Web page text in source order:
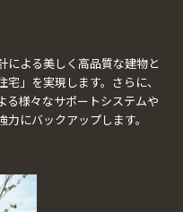
による美しく高品質な建物と
」を実現します。さらに、
る様々なサポートシステムや
にバックアップします。